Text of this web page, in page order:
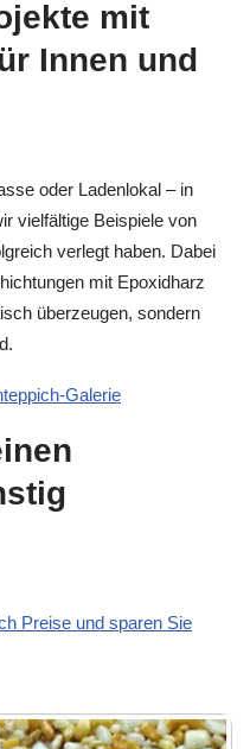
mit
Innen und
oder Ladenlokal – in
vielfältige Beispiele von
verlegt haben. Dabei
mit Epoxidharz
überzeugen, sondern
Galerie
Preise und sparen Sie